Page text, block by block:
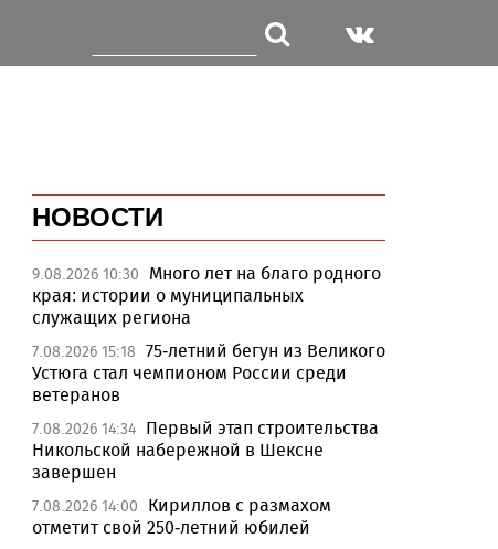
НОВОСТИ
9.08.2026 10:30
Много лет на благо родного
края: истории о муниципальных
служащих региона
7.08.2026 15:18 75-летний бегун из Великого
Устюга стал чемпионом России среди
ветеранов
7.08.2026 14:34 Первый этап строительства
Никольской набережной в Шексне
завершен
7.08.2026 14:00
Кириллов с размахом
отметит свой 250-летний юбилей